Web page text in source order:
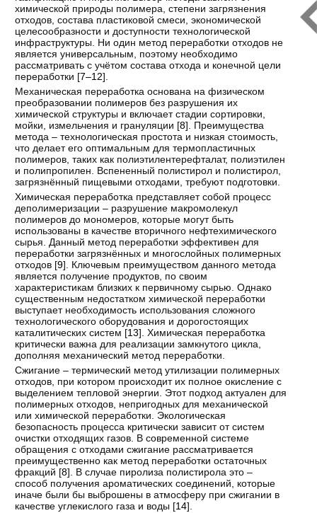
химической природы полимера, степени загрязнения
отходов, состава пластиковой смеси, экономической
целесообразности и доступности технологической
инфраструктуры. Ни один метод переработки отходов не
является универсальным, поэтому необходимо
рассматривать с учётом состава отхода и конечной цели
переработки [7–12].
Механическая переработка основана на физическом
преобразовании полимеров без разрушения их
химической структуры и включает стадии сортировки,
мойки, измельчения и грануляции [8]. Преимущества
метода – технологическая простота и низкая стоимость,
что делает его оптимальным для термопластичных
полимеров, таких как полиэтилентерефталат, полиэтилен
и полипропилен. Вспененный полистирол и полистирол,
загрязнённый пищевыми отходами, требуют подготовки.
Химическая переработка представляет собой процесс
деполимеризации – разрушение макромолекул
полимеров до мономеров, которые могут быть
использованы в качестве вторичного нефтехимического
сырья. Данный метод переработки эффективен для
переработки загрязнённых и многослойных полимерных
отходов [9]. Ключевым преимуществом данного метода
является получение продуктов, по своим
характеристикам близких к первичному сырью. Однако
существенным недостатком химической переработки
выступает необходимость использования сложного
технологического оборудования и дорогостоящих
каталитических систем [13]. Химическая переработка
критически важна для реализации замкнутого цикла,
дополняя механический метод переработки.
Сжигание – термический метод утилизации полимерных
отходов, при котором происходит их полное окисление с
выделением тепловой энергии. Этот подход актуален для
полимерных отходов, непригодных для механической
или химической переработки. Экологическая
безопасность процесса критически зависит от систем
очистки отходящих газов. В современной системе
обращения с отходами сжигание рассматривается
преимущественно как метод переработки остаточных
фракций [8]. В случае пиролиза полистирола это –
способ получения ароматических соединений, которые
иначе были бы выброшены в атмосферу при сжигании в
качестве углекислого газа и воды [14].